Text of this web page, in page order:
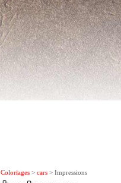
Coloriages > cars > Impressions